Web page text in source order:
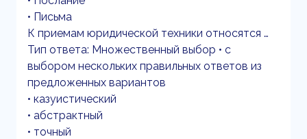
• Письма
К приемам юридической техники относятся …
Тип ответа: Множественный выбор • с
выбором нескольких правильных ответов из
предложенных вариантов
• казуистический
• абстрактный
• точный